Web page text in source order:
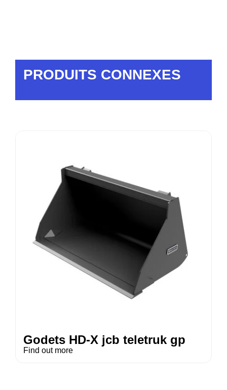
PRODUITS CONNEXES
Godets HD-X jcb teletruk gp
Find out more